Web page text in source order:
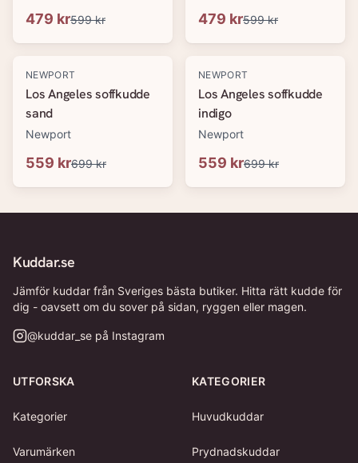
479 kr599 kr 479 kr599 kr
-20%
NEWPORT
Los Angeles soffkudde
sand
Newport
559 kr699 kr
-20%
NEWPORT
Los Angeles soffkudde
indigo
Newport
559 kr699 kr
Kuddar.se
Jämför kuddar från Sveriges bästa butiker. Hitta rätt kudde för
dig - oavsett om du sover på sidan, ryggen eller magen.
@kuddar_se på Instagram
UTFORSKA
Kategorier
Varumärken
KATEGORIER
Huvudkuddar
Prydnadskuddar